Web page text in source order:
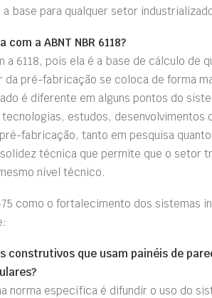
base para qualquer setor
com a ABNT NBR 6118?
a 6118, pois ela é a base de cálculo de
pré-fabricação se coloca de forma
é diferente em alguns pontos do
estudos, desenvolvimentos
fabricação, tanto em pesquisa
técnica que permite que o setor
nível técnico.
como o fortalecimento dos sistemas
construtivos que usam painéis de
norma específica é difundir o uso do